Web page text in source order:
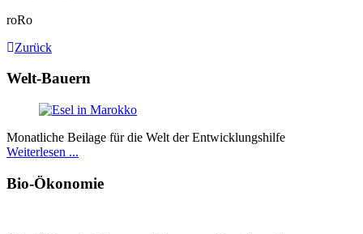
roRo
Zurück
Welt-Bauern
Monatliche Beilage für die Welt der Entwicklungshilfe
Weiterlesen ...
Bio-Ökonomie